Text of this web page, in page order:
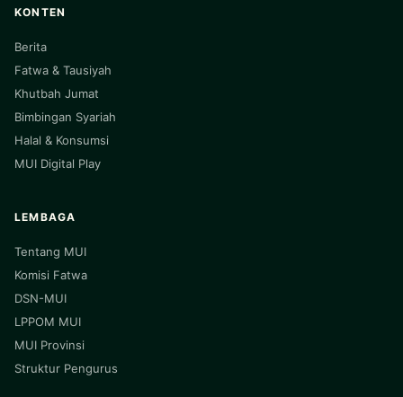
KONTEN
Berita
Fatwa & Tausiyah
Khutbah Jumat
Bimbingan Syariah
Halal & Konsumsi
MUI Digital Play
LEMBAGA
Tentang MUI
Komisi Fatwa
DSN-MUI
LPPOM MUI
MUI Provinsi
Struktur Pengurus